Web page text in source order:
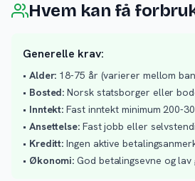
Hvem kan få
Generelle krav:
• Alder: 18-75 år (varierer mellom
• Bosted: Norsk statsborger eller
• Inntekt: Fast inntekt minimum 200-
• Ansettelse:Fast jobb eller
• Kreditt: Ingen aktive
• Økonomi: God betalingsevne og lav